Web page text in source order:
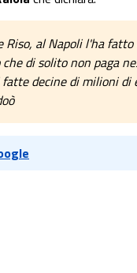
al Napoli l'ha fatto
di solito non paga
decine di milioni di